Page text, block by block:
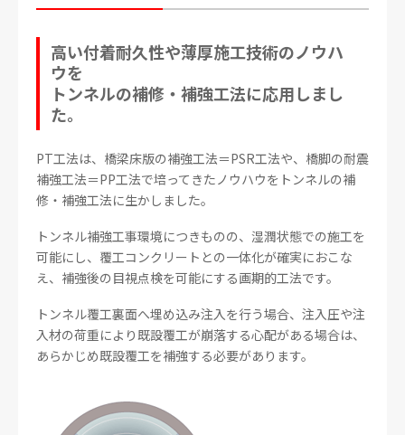
高い付着耐久性や薄厚施工技術のノウハ
ウを
トンネルの補修・補強工法に応用しまし
た。
PT工法は、橋梁床版の補強工法＝PSR工法や、橋脚の耐震
補強工法＝PP工法で培ってきたノウハウをトンネルの補
修・補強工法に生かしました。
トンネル補強工事環境につきものの、湿潤状態での施工を
可能にし、覆工コンクリートとの一体化が確実におこな
え、補強後の目視点検を可能にする画期的工法です。
トンネル覆工裏面へ埋め込み注入を行う場合、注入圧や注
入材の荷重により既設覆工が崩落する心配がある場合は、
あらかじめ既設覆工を補強する必要があります。